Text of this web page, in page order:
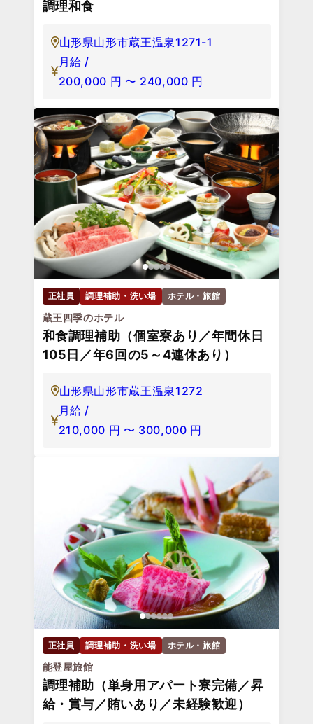
調理和食
山形県山形市蔵王温泉1271-1
月給 /
200,000 円 〜 240,000 円
正社員 調理補助・洗い場 ホテル・旅館
蔵王四季のホテル
和食調理補助（個室寮あり／年間休日
105日／年6回の5～4連休あり）
山形県山形市蔵王温泉1272
月給 /
210,000 円 〜 300,000 円
正社員 調理補助・洗い場 ホテル・旅館
能登屋旅館
調理補助（単身用アパート寮完備／昇
給・賞与／賄いあり／未経験歓迎）